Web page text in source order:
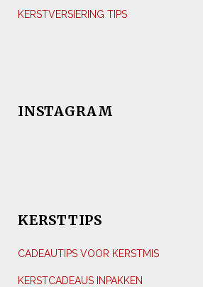
KERSTVERSIERING TIPS
INSTAGRAM
KERSTTIPS
CADEAUTIPS VOOR KERSTMIS
KERSTCADEAUS INPAKKEN